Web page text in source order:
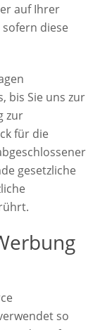
auf Ihrer
sofern diese
bis Sie uns zur
zur
für die
gesetzliche
so